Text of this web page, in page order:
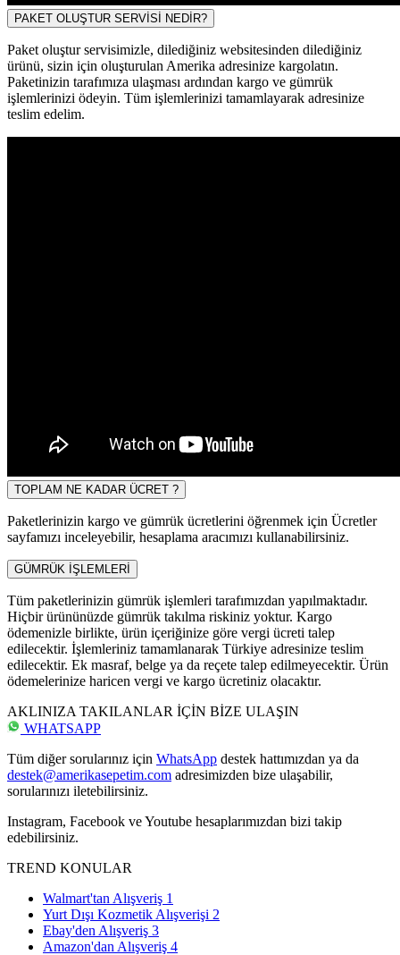
PAKET OLUŞTUR SERVİSİ NEDİR?
Paket oluştur servisimizle, dilediğiniz websitesinden dilediğiniz
ürünü, sizin için oluşturulan Amerika adresinize kargolatın.
Paketinizin tarafımıza ulaşması ardından kargo ve gümrük
işlemlerinizi ödeyin. Tüm işlemlerinizi tamamlayarak adresinize
teslim edelim.
TOPLAM NE KADAR ÜCRET ?
Paketlerinizin kargo ve gümrük ücretlerini öğrenmek için Ücretler
sayfamızı inceleyebilir, hesaplama aracımızı kullanabilirsiniz.
GÜMRÜK İŞLEMLERİ
Tüm paketlerinizin gümrük işlemleri tarafımızdan yapılmaktadır.
Hiçbir ürününüzde gümrük takılma riskiniz yoktur. Kargo
ödemenizle birlikte, ürün içeriğinize göre vergi ücreti talep
edilecektir. İşlemleriniz tamamlanarak Türkiye adresinize teslim
edilecektir. Ek masraf, belge ya da reçete talep edilmeyecektir. Ürün
ödemelerinize haricen vergi ve kargo ücretiniz olacaktır.
AKLINIZA TAKILANLAR İÇİN BİZE ULAŞIN
WHATSAPP
Tüm diğer sorularınız için WhatsApp destek hattımızdan ya da
destek@amerikasepetim.com adresimizden bize ulaşabilir,
sorularınızı iletebilirsiniz.
Instagram, Facebook ve Youtube hesaplarımızdan bizi takip
edebilirsiniz.
TREND KONULAR
Walmart'tan Alışveriş 1
Yurt Dışı Kozmetik Alışverişi 2
Ebay'den Alışveriş 3
Amazon'dan Alışveriş 4